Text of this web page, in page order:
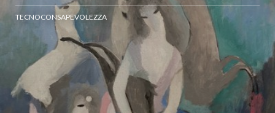
TECNOCONSAPEVOLEZZA